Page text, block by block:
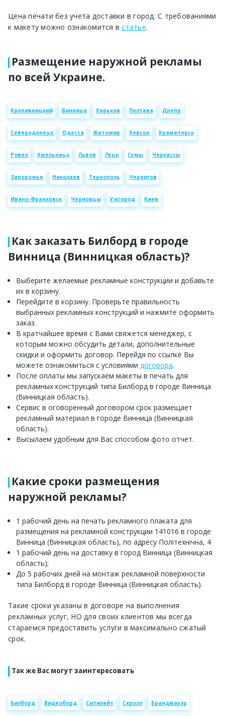
Цена печати без учета доставки в город. С требованиями
к макету можно ознакомится встатье.
Размещение наружной рекламы
по всей Украине.
Кропивницкий Винница Харьков Полтава Днепр
Северодонецк Одесса Житомир Херсон Краматорск
Ровно Хмельницк Львов Луцк Сумы Черкассы
Запорожье Николаев Тернополь Чернигов
Ивано-Франковск Черновцы Ужгород Киев
Как заказать Билборд в городе
Винница (Винницкая область)?
Выберите желаемые рекламные конструкции и добавьте
их в корзину.
Перейдите в корзину. Проверьте правильность
выбранных рекламных конструкций и нажмите оформить
заказ.
В кратчайшее время с Вами свяжется менеджер, с
которым можно обсудить детали, дополнительные
скидки и оформить договор. Перейдя по ссылке Вы
можете ознакомиться с условиями договора.
После оплаты мы запускаем макеты в печать для
рекламных конструкций типа Билборд в городе Винница
(Винницкая область).
Сервис в оговоренный договором срок размещает
рекламный материал в городе Винница (Винницкая
область).
Высылаем удобным для Вас способом фото отчет.
Какие сроки размещения
наружной рекламы?
1 рабочий день на печать рекламного плаката для
размещения на рекламной конструкции 141016 в городе
Винница (Винницкая область), по адресу Політехнічна, 4
1 рабочий день на доставку в город Винница (Винницкая
область);
До 5 рабочих дней на монтаж рекламной поверхности
типа Билборд в городе Винница (Винницкая область).
Такие сроки указаны в договоре на выполнения
рекламных услуг, НО для своих клиентов мы всегда
стараемся предоставить услуги в максимально сжатый
срок.
Так же Вас могут заинтересовать
Билборд Видеоборд Ситилайт Скролл Брандмауэр